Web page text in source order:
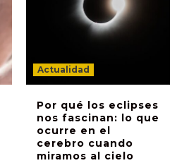
Actualidad
Por qué los eclipses
nos fascinan: lo que
ocurre en el
cerebro cuando
miramos al cielo